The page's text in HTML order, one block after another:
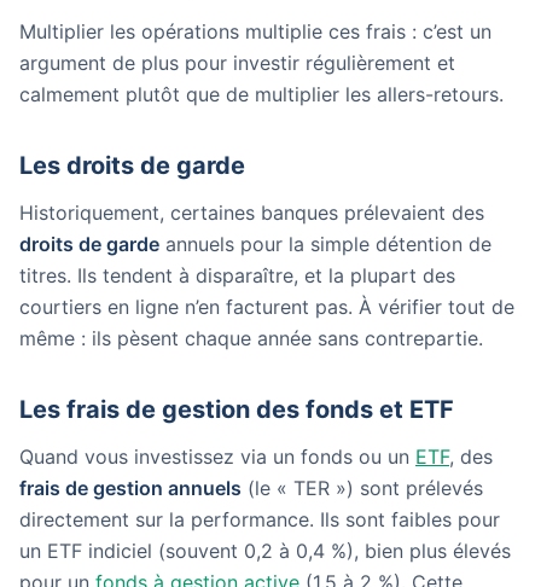
Multiplier les opérations multiplie ces frais : c’est un
argument de plus pour investir régulièrement et
calmement plutôt que de multiplier les allers-retours.
Les droits de garde
Historiquement, certaines banques prélevaient des
droits de garde annuels pour la simple détention de
titres. Ils tendent à disparaître, et la plupart des
courtiers en ligne n’en facturent pas. À vérifier tout de
même : ils pèsent chaque année sans contrepartie.
Les frais de gestion des fonds et ETF
Quand vous investissez via un fonds ou un ETF, des
frais de gestion annuels (le « TER ») sont prélevés
directement sur la performance. Ils sont faibles pour
un ETF indiciel (souvent 0,2 à 0,4 %), bien plus élevés
pour un fonds à gestion active (1,5 à 2 %). Cette